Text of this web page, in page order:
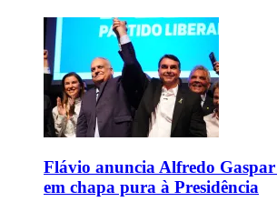
Flávio anuncia Alfredo Gaspar
em chapa pura à Presidência